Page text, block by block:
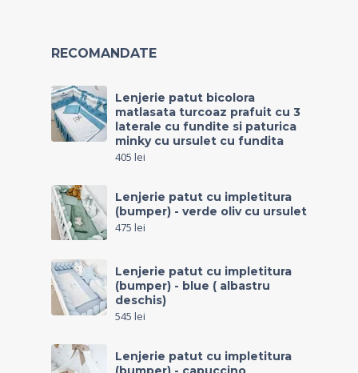
RECOMANDATE
Lenjerie patut bicolora
matlasata turcoaz prafuit cu 3
laterale cu fundite si paturica
minky cu ursulet cu fundita
405 lei
Lenjerie patut cu impletitura
(bumper) - verde oliv cu ursulet
475 lei
Lenjerie patut cu impletitura
(bumper) - blue ( albastru
deschis)
545 lei
Lenjerie patut cu impletitura